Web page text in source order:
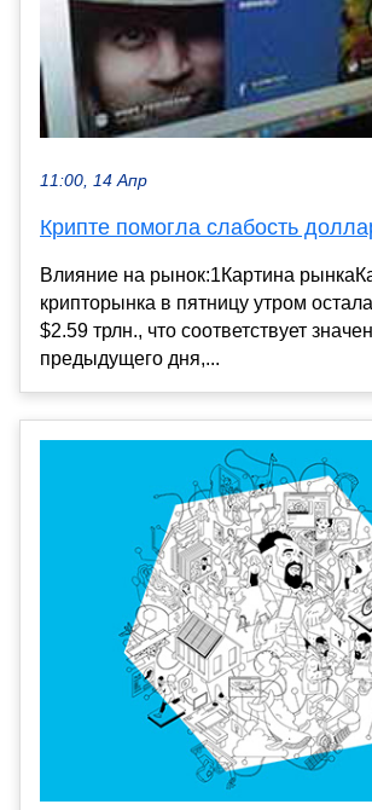
11:00, 14 Апр
Крипте помогла слабость
Влияние на рынок:1Картина
крипторынка в пятницу утром
$2.59 трлн., что соответствует
предыдущего дня,...